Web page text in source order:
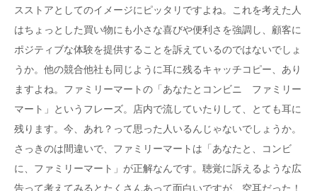
スストアとしてのイメージにピッタリですよね。これを考えた人
はちょっとした買い物にも小さな喜びや便利さを強調し、顧客に
ポジティブな体験を提供することを訴えているのではないでしょ
うか。他の競合他社も同じように耳に残るキャッチコピー、あり
ますよね。ファミリーマートの「あなたとコンビニ ファミリー
マート」というフレーズ。店内で流していたりして、とても耳に
残ります。今、あれ？って思った人いるんじゃないでしょうか。
さっきのは間違いで、ファミリーマートは「あなたと、コンビ
に、ファミリーマート」が正解なんです。聴覚に訴えるような広
告って考えてみるとたくさんあって面白いですが、空耳だった！